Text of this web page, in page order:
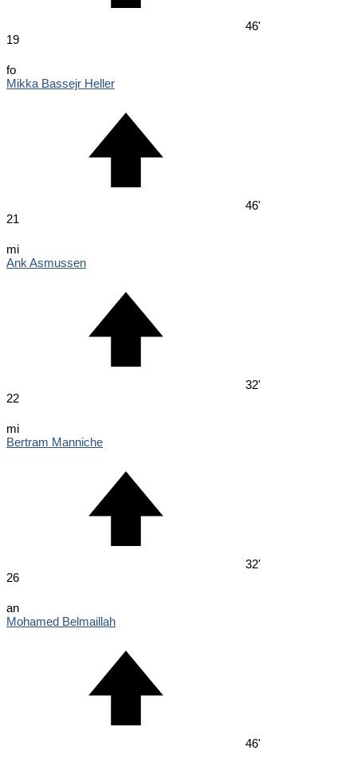
46'
19
fo
Mikka Bassejr Heller
46'
21
mi
Ank Asmussen
32'
22
mi
Bertram Manniche
32'
26
an
Mohamed Belmaillah
46'